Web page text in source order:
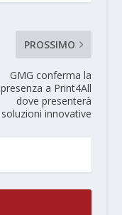
PROSSIMO
GMG conferma la
presenza a Print4All
dove presenterà
soluzioni innovative